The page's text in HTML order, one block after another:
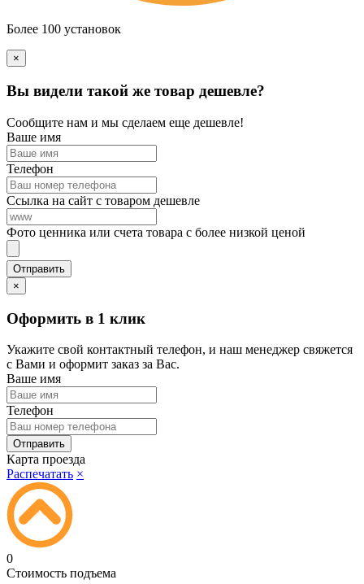
Более 100 установок
×
Вы видели такой же товар дешевле?
Сообщите нам и мы сделаем еще дешевле!
Ваше имя
Телефон
Ссылка на сайт с товаром дешевле
Фото ценника или счета товара с более низкой ценой
×
Оформить в 1 клик
Укажите свой контактный телефон, и наш менеджер свяжется
с Вами и оформит заказ за Вас.
Ваше имя
Телефон
Карта проезда
Распечатать ×
0
Стоимость подъема